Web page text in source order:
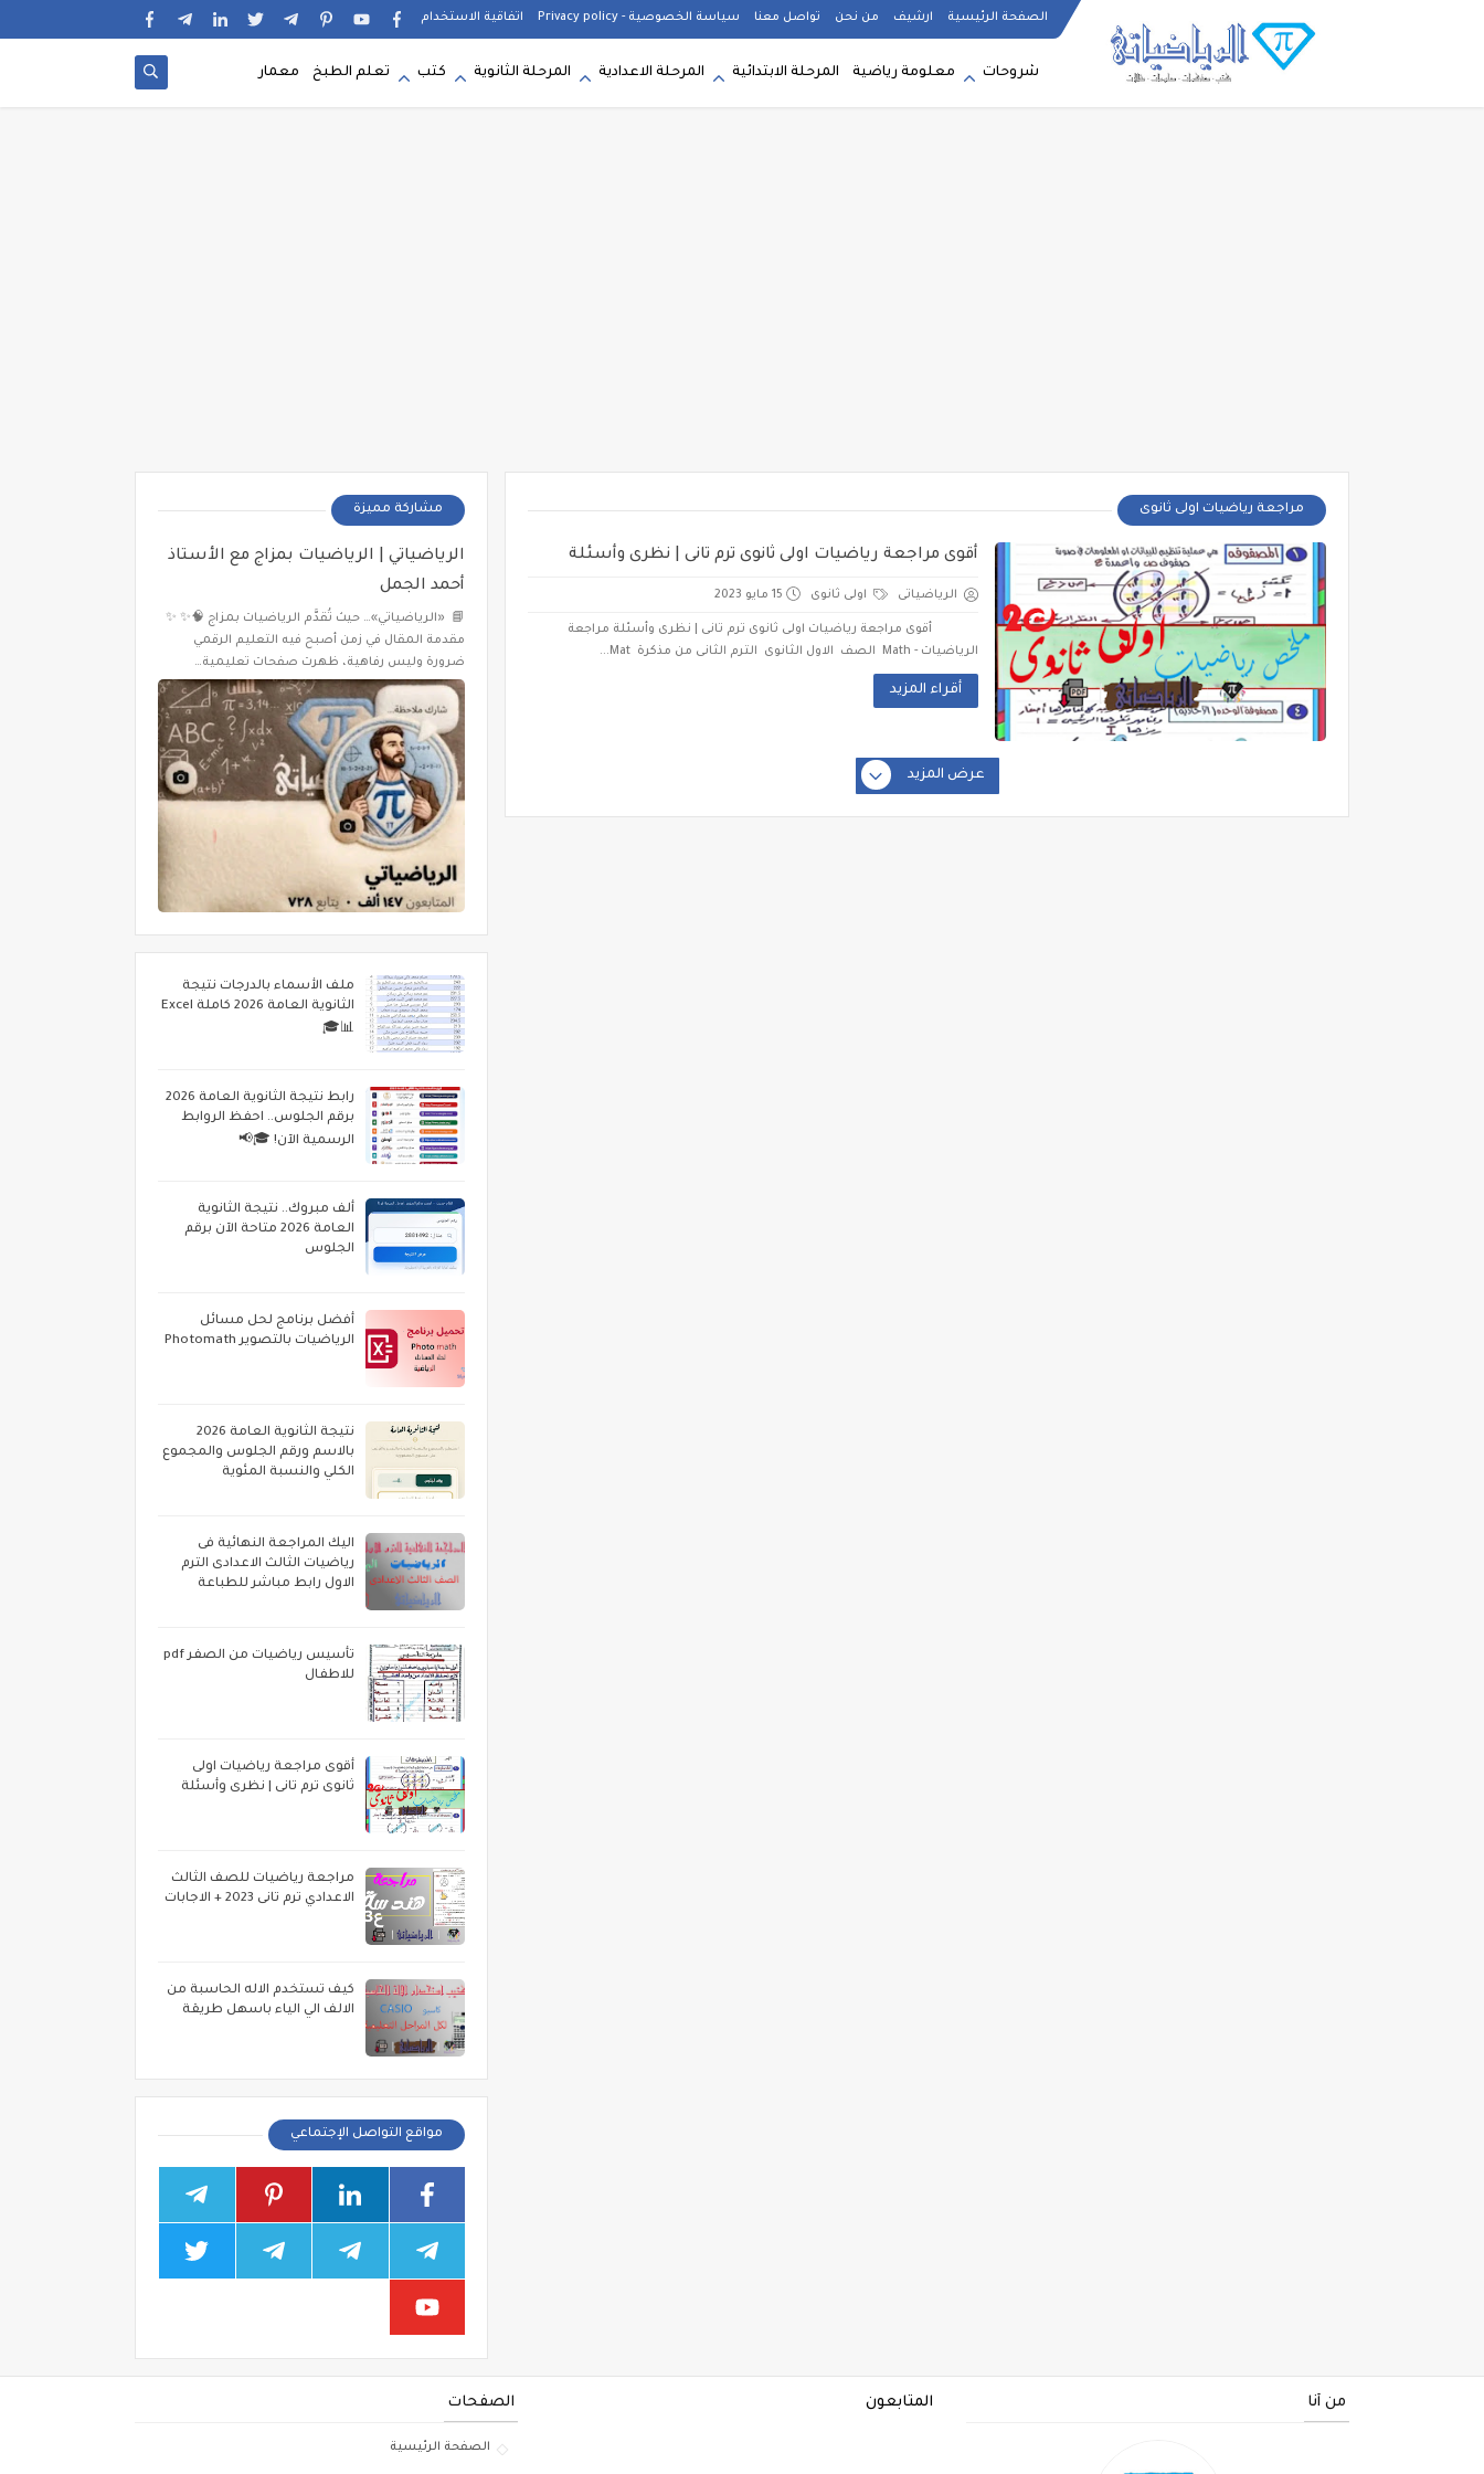
الصفحة الرئيسية ارشيف من نحن تواصل معنا سياسة الخصوصية - Privacy policy اتفاقية الاستخدام
شروحات معلومة رياضية المرحلة الابتدائية المرحلة الاعدادية المرحلة الثانوية كتب تعلم الطبخ معمار
مراجعة رياضيات اولى ثانوى
أقوى مراجعة رياضيات اولى ثانوى ترم تانى | نظرى وأسئلة
الرياضياتى اولى ثانوى 15 مايو 2023
أقوى مراجعة رياضيات اولى ثانوى ترم تانى | نظرى وأسئلة مراجعة
الرياضيات - Math الصف الاول الثانوى الترم الثانى من مذكرة Mat...
أقراء المزيد
عرض المزيد
مشاركة مميزة
الرياضياتي | الرياضيات بمزاج مع الأستاذ
أحمد الجمل
📘 «الرياضياتي»… حيث تُقدَّم الرياضيات بمزاج 🧠✨ ✨
مقدمة المقال في زمن أصبح فيه التعليم الرقمي
ضرورة وليس رفاهية، ظهرت صفحات تعليمية…
ملف الأسماء بالدرجات نتيجة
الثانوية العامة 2026 كاملة Excel
📊🎓
رابط نتيجة الثانوية العامة 2026
برقم الجلوس.. احفظ الروابط
الرسمية الآن! 🎓📢
ألف مبروك.. نتيجة الثانوية
العامة 2026 متاحة الآن برقم
الجلوس
أفضل برنامج لحل مسائل
الرياضيات بالتصوير Photomath
نتيجة الثانوية العامة 2026
بالاسم ورقم الجلوس والمجموع
الكلي والنسبة المئوية
اليك المراجعة النهائية فى
رياضيات الثالث الاعدادى الترم
الاول رابط مباشر للطباعة
تأسيس رياضيات من الصفر pdf
للاطفال
أقوى مراجعة رياضيات اولى
ثانوى ترم تانى | نظرى وأسئلة
مراجعة رياضيات للصف الثالث
الاعدادي ترم تانى 2023 + الاجابات
كيف تستخدم الاله الحاسبة من
الالف الي الياء باسهل طريقة
مواقع التواصل الإجتماعي
من أنا المتابعون الصفحات
الصفحة الرئيسية